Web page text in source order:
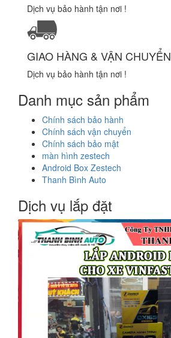
Dịch vụ bảo hành tận nơi !
GIAO HÀNG & VẬN CHUYỂN
Dịch vụ bảo hành tận nơi !
Danh mục sản phẩm
Chính sách bảo hành
Chính sách vận chuyển
Chính sách bảo mật
màn hình zestech
Android Box Zestech
Thanh Bình Auto
Dịch vụ lắp đặt